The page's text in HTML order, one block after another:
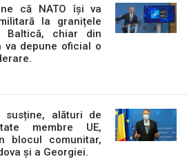
că NATO își va
la granițele
chiar din
depune oficial o
susține, alături de
membre UE,
blocul comunitar,
și a Georgiei.